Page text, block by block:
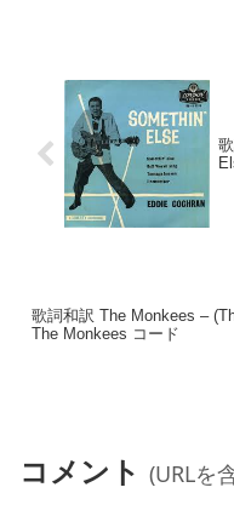
歌詞和訳 The Monkees –
The Monkees コード
コメント (URLを